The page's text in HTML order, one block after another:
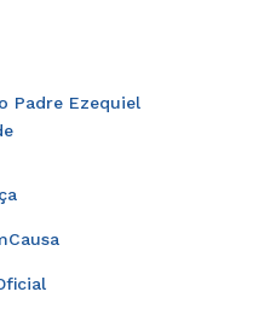
Padre Ezequiel